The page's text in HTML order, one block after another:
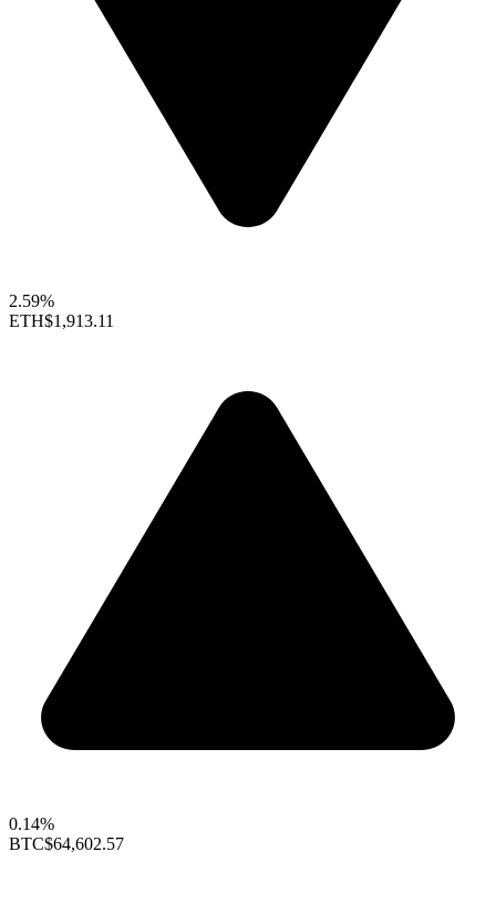
2.59%
ETH$1,913.11
0.14%
BTC$64,602.57